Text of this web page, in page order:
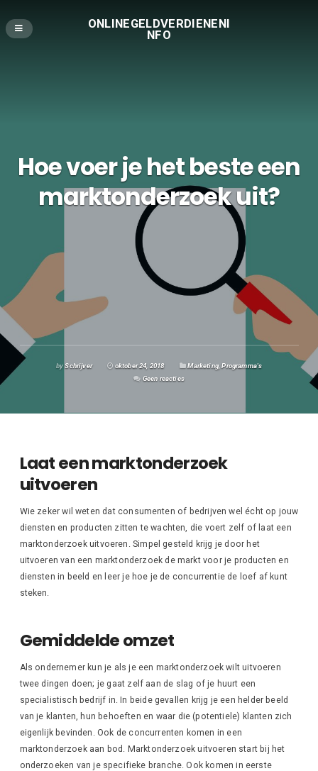
ONLINEGELDVERDIENENI
NFO
Hoe voer je het beste een
marktonderzoek uit?
bySchrijver oktober 24, 2018 Marketing,Programma's
Geen reacties
Laat een marktonderzoek
uitvoeren
Wie zeker wil weten dat consumenten of bedrijven wel écht op jouw
diensten en producten zitten te wachten, die voert zelf of laat een
marktonderzoek uitvoeren. Simpel gesteld krijg je door het
uitvoeren van een marktonderzoek de markt voor je producten en
diensten in beeld en leer je hoe je de concurrentie de loef af kunt
steken.
Gemiddelde omzet
Als ondernemer kun je als je een marktonderzoek wilt uitvoeren
twee dingen doen; je gaat zelf aan de slag of je huurt een
specialistisch bedrijf in. In beide gevallen krijg je een helder beeld
van je klanten, hun behoeften en waar die (potentiele) klanten zich
eigenlijk bevinden. Ook de concurrenten komen in een
marktonderzoek aan bod. Marktonderzoek uitvoeren start bij het
onderzoeken van je specifieke branche. Ook komen in eerste